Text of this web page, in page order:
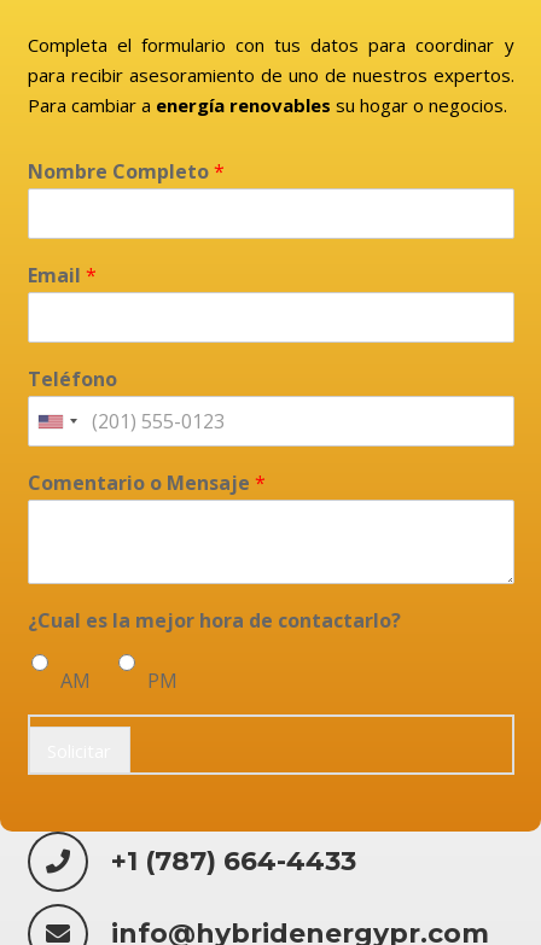
Completa el formulario con tus datos para coordinar y
para recibir asesoramiento de uno de nuestros expertos.
Para cambiar a energía renovables su hogar o negocios.
Nombre Completo*
Email *
Teléfono
Comentario o Mensaje *
¿Cual es la mejor hora de contactarlo?
AM PM
+1 (787) 664-4433
info@hybridenergypr.com